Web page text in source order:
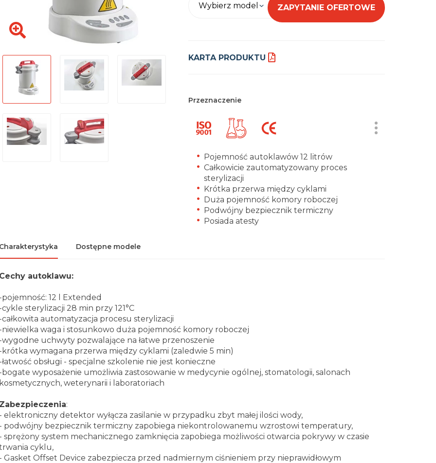
Wybierz model ZAPYTANIE OFERTOWE
KARTA PRODUKTU
Przeznaczenie
Pojemność autoklawów 12 litrów
Całkowicie zautomatyzowany proces
sterylizacji
Krótka przerwa między cyklami
Duża pojemność komory roboczej
Podwójny bezpiecznik termiczny
Posiada atesty
Charakterystyka Dostępne modele
Cechy autoklawu:
-pojemność: 12 l Extended
-cykle sterylizacji 28 min przy 121°C
-całkowita automatyzacja procesu sterylizacji
-niewielka waga i stosunkowo duża pojemność komory roboczej
-wygodne uchwyty pozwalające na łatwe przenoszenie
-krótka wymagana przerwa między cyklami (zaledwie 5 min)
-łatwość obsługi - specjalne szkolenie nie jest konieczne
-bogate wyposażenie umożliwia zastosowanie w medycynie ogólnej, stomatologii, salonach
kosmetycznych, weterynarii i laboratoriach
Zabezpieczenia:
- elektroniczny detektor wyłącza zasilanie w przypadku zbyt małej ilości wody,
- podwójny bezpiecznik termiczny zapobiega niekontrolowanemu wzrostowi temperatury,
- sprężony system mechanicznego zamknięcia zapobiega możliwości otwarcia pokrywy w czasie
cyklu,
- Gasket Offset Device zabezpiecza przed nadmiernym ciśnieniem przy nieprawidłowym